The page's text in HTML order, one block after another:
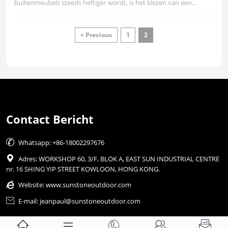
buitenmeubels steeds heftiger wordt, is het kiezen van een
waarmee veel kopers geconfronteerd worden.
< Previous 1 2
Contact Bericht
 Whatsapp: +86-18002297676

Adres: WORKSHOP 60, 3/F, BLOK A, EAST SUN INDUSTRIAL CENTRE
nr. 16 SHING YIP STREET KOWLOON, HONG KONG.
 Website:www.sunstoneoutdoor.com
 E-mail: jeanpaul@sunstoneoutdoor.com
    